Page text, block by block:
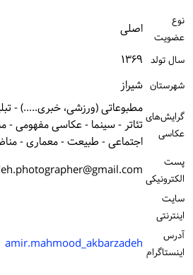
نوع
عضویت
اصلی
سال تولد ۱۳۶۹
شهرستان شیراز
گرایش‌های
عکاسی
مطبوعاتی (ورزشی، خبری.....) -
تئاتر - سینما - عکاسی مفهومی -
اجتماعی - طبیعت - معماری -
پست
الكترونیكی
سایت
اینترنتی
آدرس
اینستاگرام amir.mahmood_akbarzadeh